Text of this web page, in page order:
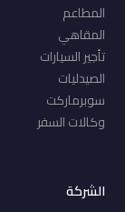
المطاعم
المقاهي
تأجير السيارات
الصيدليات
سوبرماركت
وكالات السفر
الشركة